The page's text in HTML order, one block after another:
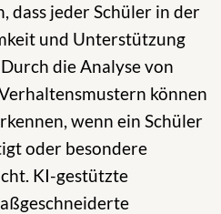
dass jeder Schüler in der
und Unterstützung
die Analyse von
können
wenn ein Schüler
oder besondere
KI-gestützte